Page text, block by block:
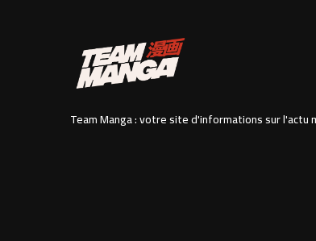
Team Manga : votre site d'informations sur l'actu